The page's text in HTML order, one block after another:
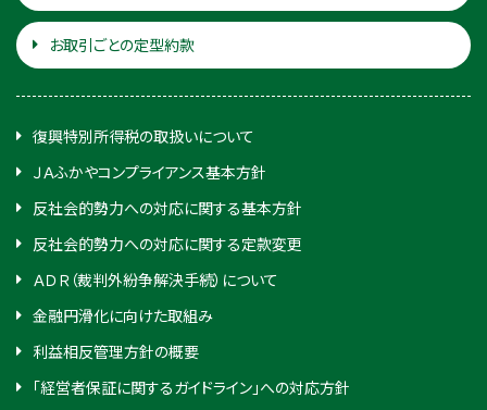
お取引ごとの定型約款
復興特別所得税の取扱いについて
ＪＡふかやコンプライアンス基本方針
反社会的勢力への対応に関する基本方針
反社会的勢力への対応に関する定款変更
ＡＤＲ（裁判外紛争解決手続）について
金融円滑化に向けた取組み
利益相反管理方針の概要
「経営者保証に関するガイドライン」への対応方針